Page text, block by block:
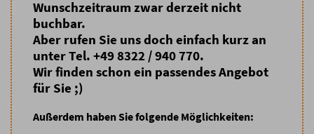
Wunschzeitraum zwar derzeit nicht
buchbar.
Aber rufen Sie uns doch einfach kurz an
unter Tel. +49 8322 / 940 770.
Wir finden schon ein passendes Angebot
für Sie ;)
Außerdem haben Sie folgende Möglichkeiten: